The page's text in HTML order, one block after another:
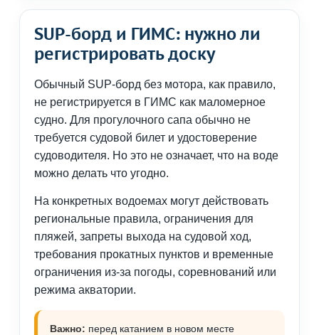
SUP-борд и ГИМС: нужно ли
регистрировать доску
Обычный SUP-борд без мотора, как правило,
не регистрируется в ГИМС как маломерное
судно. Для прогулочного сапа обычно не
требуется судовой билет и удостоверение
судоводителя. Но это не означает, что на воде
можно делать что угодно.
На конкретных водоемах могут действовать
региональные правила, ограничения для
пляжей, запреты выхода на судовой ход,
требования прокатных пунктов и временные
ограничения из-за погоды, соревнований или
режима акватории.
Важно: перед катанием в новом месте